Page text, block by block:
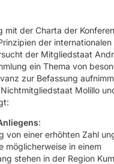
mit der Charta der
der internationalen
der Mitgliedstaat
ein Thema von
zur Befassung
Molillo
:
von einer erhöhten Zahl
möglicherweise in einem
stehen in der Region